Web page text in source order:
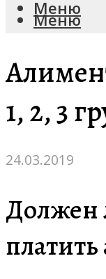
Меню
Меню
1, 2, 3
24.03.2019
Должен